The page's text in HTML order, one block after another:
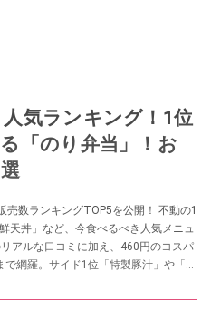
気ランキング！1位
「のり弁当」！お
売数ランキングTOP5を公開！ 不動の1
天丼」など、今食べるべき人気メニュ
アルな口コミに加え、460円のコスパ
網羅。サイド1位「特製豚汁」や「チ